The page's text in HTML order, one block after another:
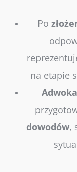
Po
na etapie
dowodów,